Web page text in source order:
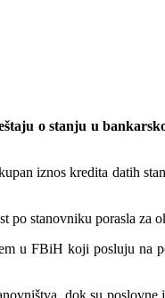
o stanju u
iznos kredita datih
po stanovniku porasla za
u FBiH koji posluju na
dok su